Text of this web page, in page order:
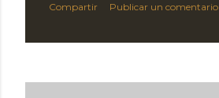
Compartir Publicar un comentario